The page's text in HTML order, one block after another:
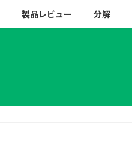
製品レビュー 分解